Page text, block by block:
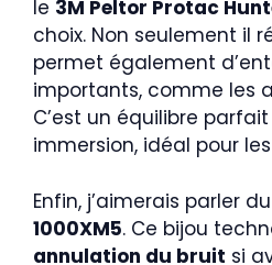
le 3M Peltor Protac
choix. Non seulement il
permet également
importants, comme les
C’est un équilibre
immersion, idéal pour
Enfin, j’aimerais parler du
1000XM5. Ce bijou
annulation du bruit si